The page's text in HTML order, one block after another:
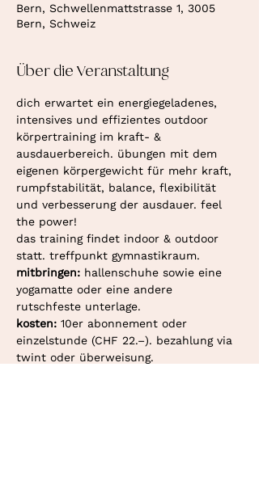
Bern, Schwellenmattstrasse 1, 3005
Bern, Schweiz
Über die Veranstaltung
dich erwartet ein energiegeladenes,
intensives und effizientes outdoor
körpertraining im kraft- &
ausdauerbereich. übungen mit dem
eigenen körpergewicht für mehr kraft,
rumpfstabilität, balance, flexibilität
und verbesserung der ausdauer. feel
the power!
das training findet indoor & outdoor
statt. treffpunkt gymnastikraum.
mitbringen: hallenschuhe sowie eine
yogamatte oder eine andere
rutschfeste unterlage.
kosten: 10er abonnement oder
einzelstunde (CHF 22.–). bezahlung via
twint oder überweisung.